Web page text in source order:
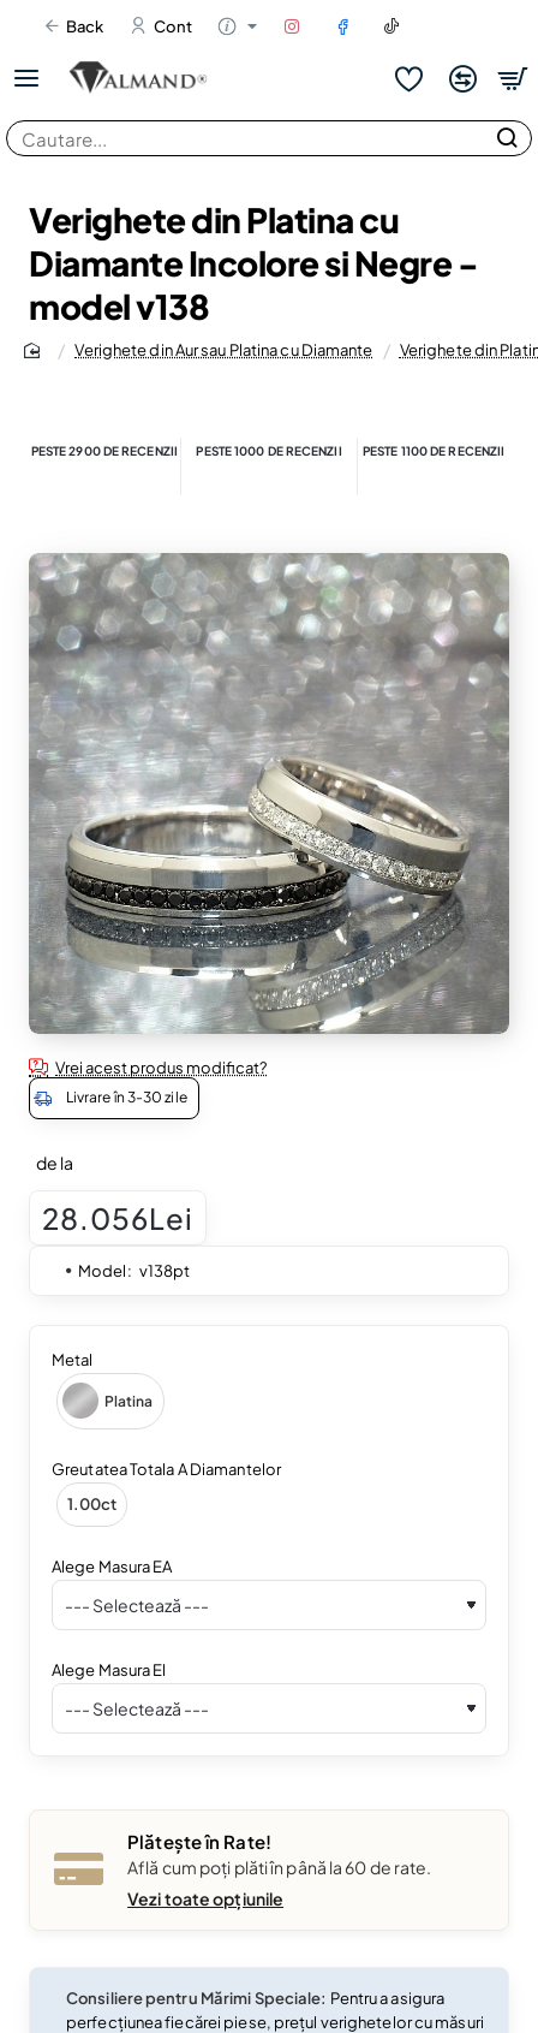
Back Cont
Cautare...
Verighete din Platina cu
Diamante Incolore si Negre -
model v138
Verighete din Aur sau Platina cu Diamante Verighete din
PESTE 2900 DE RECENZII PESTE 1000 DE RECENZII PESTE 1100 DE RECENZII
Vrei acest produs modificat?
Livrare în 3-30 zile
de la
28.056Lei
Model: v138pt
Metal
Platina
Greutatea Totala A Diamantelor
1.00ct
Alege Masura EA
Alege Masura El
Plătește în Rate!
Află cum poți plăti în până la 60 de rate.
Vezi toate opțiunile
Consiliere pentru Mărimi Speciale: Pentru a asigura
perfecțiunea fiecărei piese, prețul verighetelor cu măsuri